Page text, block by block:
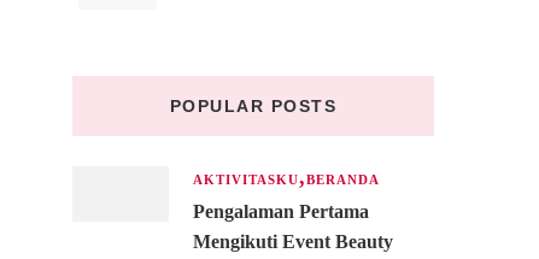
POPULAR POSTS
AKTIVITASKU BERANDA
Pengalaman Pertama
Mengikuti Event Beauty